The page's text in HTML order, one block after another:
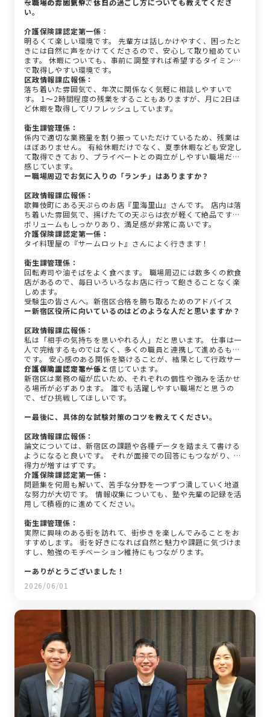
なかったため新鮮でした。
ー職場の雰囲気や、休日の過ごし方についても教えてくださ
い。
介護保険課認定第一係 ：
明るくて楽しい環境です。 先輩方は話しかけやすく、困ったと
きには自然に声をかけてくださるので、安心して取り組めてい
ます。 休暇についても、事前に調整すれば希望するタイミング
で取得しやすい環境です。
区政情報課広報係：
落ち着いた雰囲気で、年次に関係なく気軽に相談しやすいで
す。 1～2時間程度の残業をすることもありますが、月に2日ほ
ど休暇を取得してリフレッシュしています。
衛生課管理係：
係内で適切な業務量を割り振っていただけているため、残業は
ほぼありません。 有給休暇だけでなく、夏季休暇なども安定し
て取得できており、プライベートとの両立がしやすい職場だと
感じています。
ー職場周辺でお気に入りの「ランチ」はありますか？
区政情報課広報係：
歌舞伎町にある天ぷらのお店『里海里山』さんです。 店内は落
ち着いた雰囲気で、揚げたての天ぷらは衣が軽くて絶品です。
ボリュームもしっかりあり、満足感が非常に高いです。
介護保険課認定第一係：
タイ料理屋の『サームロット』さんによく行きます！
衛生課管理係：
回転寿司や油そばをよく食べます。 職場周辺には数多くの飲食
店があるので、毎日いろいろなお店に行って飽きることなく楽
しめます。
受験生の皆さんへ。新宿区合格を勝ち取るためのアドバイス
ー新宿区役所に向いているのはどのような人だと思いますか？
区政情報課広報係：
私は「相手の気持ちを思いやれる人」だと思います。 仕事は一
人で完結するものではなく、多くの職員と連携して進めるもの
です。 安心感のある関係を築けることが、結果として行政サー
ビスの向上につながると信じています。
介護保険課認定第一係：
新宿区は業務の幅が広いため、それぞれの個性や強みを活かせ
る場所が必ずあります。 誰でも活躍しやすい職場だと思うの
で、ぜひ挑戦してほしいです。
ー最後に、具体的な試験対策のコツを教えてください。
区政情報課広報係：
論文については、新宿区の課題や各種データを踏まえて書ける
ようになると良いです。 それが面接での回答にもつながり、説
得力が増すはずです。
介護保険課認定第一係：
問題集を何周も解いて、苦手な分野を一つずつ潰していく地道
な努力が大切です。 情報収集についても、塾や先輩の記録を活
用して積極的に進めてください。
衛生課管理係：
実際に興味のある街を訪れて、街歩きを楽しんでみることをお
すすめします。 街を好きになれば自然と魅力や課題に気づけま
すし、勉強のモチベーション維持にもつながります。
ーありがとうございました！
2026/06/01